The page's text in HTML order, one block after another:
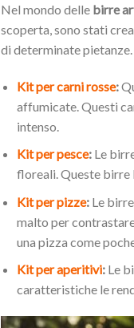
Nel mondo delle birre
scoperta, sono stati
di determinate
Kit per carni rosse:
affumicate. Questi
intenso.
Kit per pesce: Le
floreali. Queste birre
Kit per pizze: Le
malto per
una pizza come
Kit per aperitivi: Le
caratteristiche le